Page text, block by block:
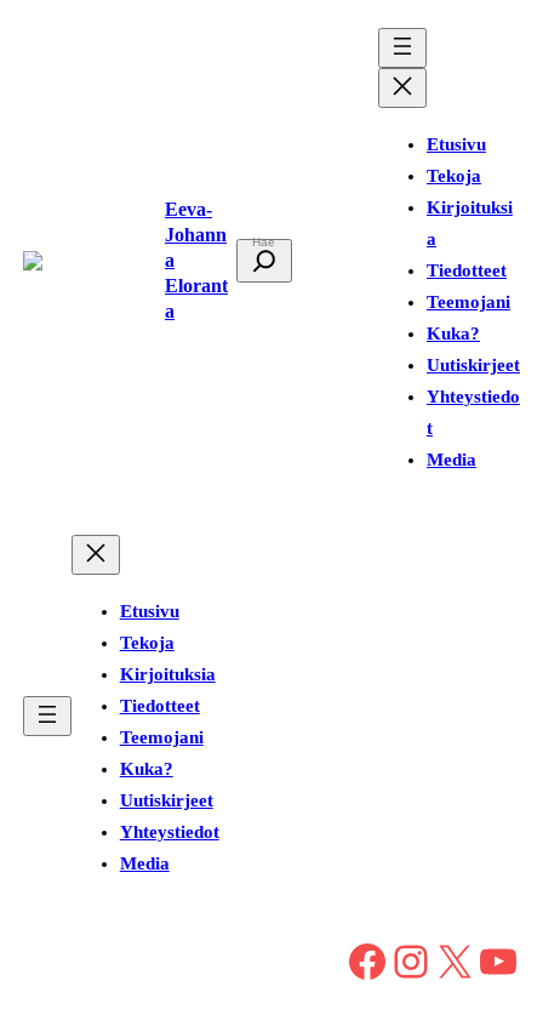
Eeva-
Johann
a
Elorant
a
t
Etusivu
Tekoja
Kirjoituksi
a
Tiedotteet
Teemojani
Kuka?
Uutiskirjeet
Yhteystiedo
t
Media
Etusivu
Tekoja
Kirjoituksia
Tiedotteet
Teemojani
Kuka?
Uutiskirjeet
Yhteystiedot
Media
Facebook Instagram X YouTube